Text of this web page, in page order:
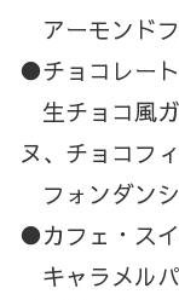
アーモンド
●チョコレー
生チョコ風
ヌ、チョコフ
フォンダン
●カフェ・ス
キャラメル